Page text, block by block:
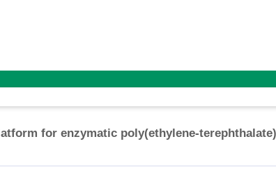
for enzymatic poly(ethylene-